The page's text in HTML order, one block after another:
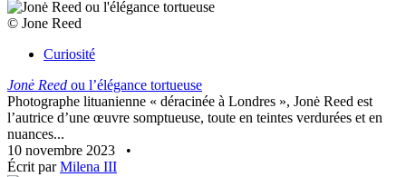
© Jone Reed
Curiosité
Jonė Reed ou l’élégance tortueuse
Photographe lituanienne « déracinée à Londres », Jonė Reed est
l’autrice d’une œuvre somptueuse, toute en teintes verdurées et en
nuances...
10 novembre 2023
•
Écrit parMilena III